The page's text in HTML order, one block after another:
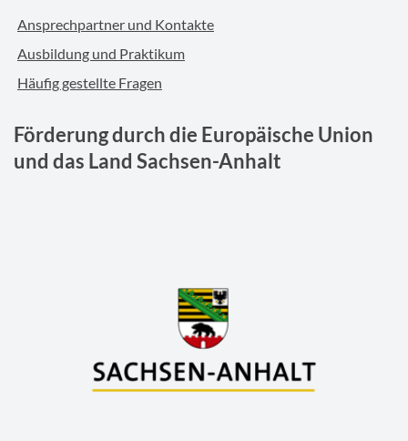
Ansprechpartner und Kontakte
Ausbildung und Praktikum
Häufig gestellte Fragen
Förderung durch die Europäische Union
und das Land Sachsen-Anhalt